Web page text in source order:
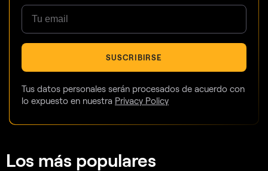
SUSCRIBIRSE
Tus datos personales serán procesados de acuerdo con
lo expuesto en nuestra Privacy Policy
Los más populares